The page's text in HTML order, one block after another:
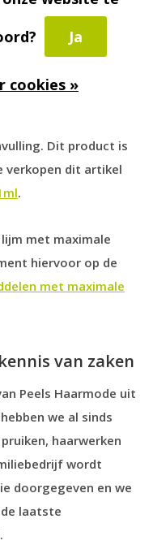
. Deze
en versnelt het
zonder dit te
Dit product is
verkopen dit artikel
.
met maximale
hiervoor op de
met maximale
van zaken
Peels Haarmode uit
we al sinds
haarwerken
wordt
doorgegeven en we
laatste
Ja
cookies »